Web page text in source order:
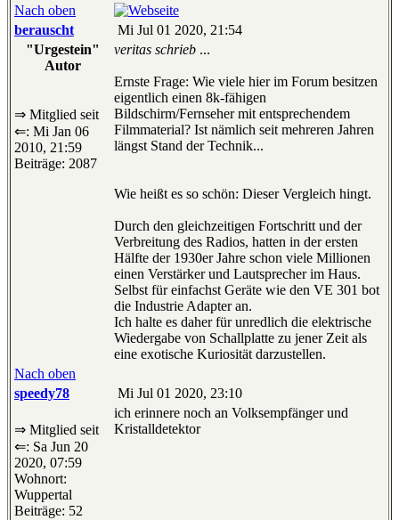
Nach oben
berauscht
Mi Jul 01 2020, 21:54
"Urgestein"
Autor
⇒ Mitglied seit
⇐: Mi Jan 06
2010, 21:59
Beiträge: 2087
veritas schrieb ...
Ernste Frage: Wie viele hier im Forum besitzen
eigentlich einen 8k-fähigen
Bildschirm/Fernseher mit entsprechendem
Filmmaterial? Ist nämlich seit mehreren Jahren
längst Stand der Technik...
Wie heißt es so schön: Dieser Vergleich hingt.
Durch den gleichzeitigen Fortschritt und der
Verbreitung des Radios, hatten in der ersten
Hälfte der 1930er Jahre schon viele Millionen
einen Verstärker und Lautsprecher im Haus.
Selbst für einfachst Geräte wie den VE 301 bot
die Industrie Adapter an.
Ich halte es daher für unredlich die elektrische
Wiedergabe von Schallplatte zu jener Zeit als
eine exotische Kuriosität darzustellen.
Nach oben
speedy78
Mi Jul 01 2020, 23:10
⇒ Mitglied seit
⇐: Sa Jun 20
2020, 07:59
Wohnort:
Wuppertal
Beiträge: 52
ich erinnere noch an Volksempfänger und
Kristalldetektor